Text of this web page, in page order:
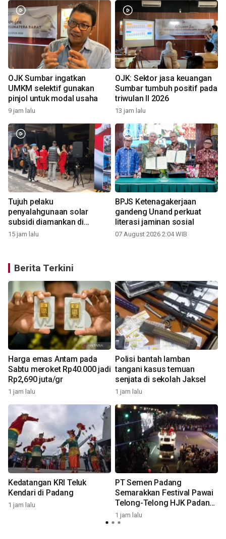
OJK Sumbar ingatkan
UMKM selektif gunakan
pinjol untuk modal usaha
9 jam lalu
OJK: Sektor jasa keuangan
Sumbar tumbuh positif pada
triwulan II 2026
13 jam lalu
Tujuh pelaku
penyalahgunaan solar
subsidi diamankan di
Sumbar
15 jam lalu
BPJS Ketenagakerjaan
gandeng Unand perkuat
literasi jaminan sosial
07 August 2026 2:04 WIB
Berita Terkini
Harga emas Antam pada
Sabtu meroket Rp40.000 jadi
Rp2,690 juta/gr
1 jam lalu
Polisi bantah lamban
tangani kasus temuan
senjata di sekolah Jaksel
1 jam lalu
Kedatangan KRI Teluk
Kendari di Padang
1 jam lalu
PT Semen Padang
Semarakkan Festival Pawai
Telong-Telong HJK Padang
ke-357
1 jam lalu